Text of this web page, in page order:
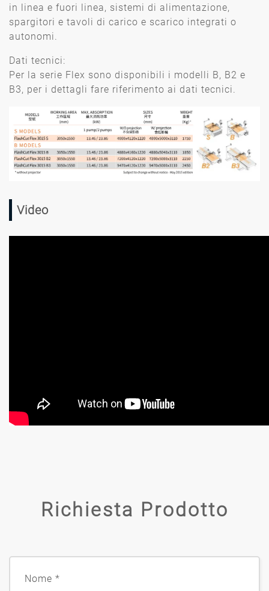
in linea e fuori linea, sistemi di alimentazione,
spargitori e tavoli di carico e scarico integrati o
autonomi.
Dati tecnici:
Per la serie Flex sono disponibili i modelli B, B2 e
B3, per i dettagli fare riferimento ai dati tecnici.
Video
Richiesta Prodotto
Nome *